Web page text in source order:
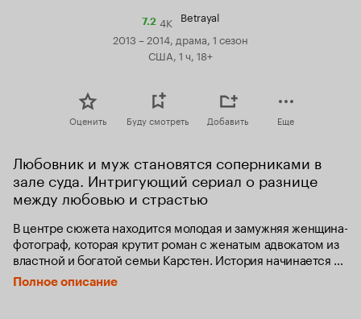
7.2Рейтинг
Кинопоиска
4K Betrayal
2013 – 2014, драма, 1 сезон
США, 1 ч, 18+
Оценить Буду смотреть Добавить Еще
Любовник и муж становятся соперниками в
зале суда. Интригующий сериал о разнице
между любовью и страстью
В центре сюжета находится молодая и замужняя женщина-
фотограф, которая крутит роман с женатым адвокатом из
властной и богатой семьи Карстен. История начинается с
того, что он защищает подозреваемого в убийстве в деле,
над которым работает её муж, и эти события
Полное описание